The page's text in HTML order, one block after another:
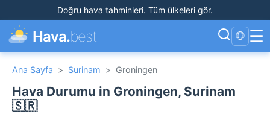
Doğru hava tahminleri. Tüm ülkeleri gör.
Hava.best 🌐 ☰
Ana Sayfa > Surinam > Groningen
Hava Durumu in Groningen, Surinam
🇸🇷